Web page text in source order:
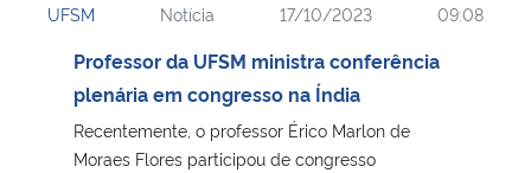
UFSM Notícia 17/10/2023 09:08
Professor da UFSM ministra conferência
plenária em congresso na Índia
Recentemente, o professor Érico Marlon de
Moraes Flores participou de congresso